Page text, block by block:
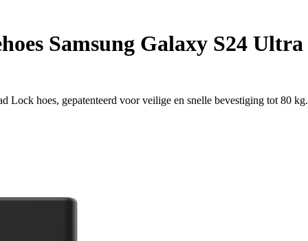
Samsung Galaxy S24 Ultra
Lock hoes, gepatenteerd voor veilige en snelle bevestiging tot 80 kg.